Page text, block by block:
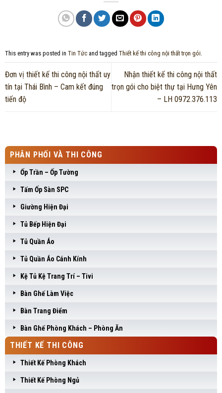
This entry was posted in Tin Tứcand tagged Thiết kế thi công nội thất trọn gói
Đơn vị thiết kế thi công nội thất uy
tín tại Thái Bình – Cam kết đúng
tiến độ
Nhận thiết kế thi công nội thất
trọn gói cho biệt thự tại Hưng Yên
– LH 0972.376.113
PHÂN PHỐI VÀ THI CÔNG
Ốp Trần – Ốp Tường
Tấm Ốp Sàn SPC
Giường Hiện Đại
Tủ Bếp Hiện Đại
Tủ Quần Áo
Tủ Quần Áo Cánh Kính
Kệ Tủ Kệ Trang Trí – Tivi
Bàn Ghế Làm Việc
Bàn Trang Điểm
Bàn Ghế Phòng Khách – Phòng Ăn
THIẾT KẾ THI CÔNG
Thiết Kế Phòng Khách
Thiết Kế Phòng Ngủ